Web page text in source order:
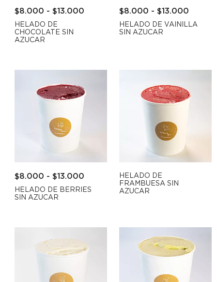
$8.000 - $13.000
HELADO DE
CHOCOLATE SIN
AZUCAR
$8.000 - $13.000
HELADO DE VAINILLA
SIN AZUCAR
$8.000 - $13.000
HELADO DE BERRIES
SIN AZUCAR
HELADO DE
FRAMBUESA SIN
AZUCAR